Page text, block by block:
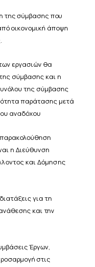
της σύμβασης που
οικονομική άποψη
εργασιών θα
σύμβασης και η
της σύμβασης
παράτασης μετά
αναδόχου
η Διεύθυνση
και Δόμησης
για τη
και την
Έργων,
στις